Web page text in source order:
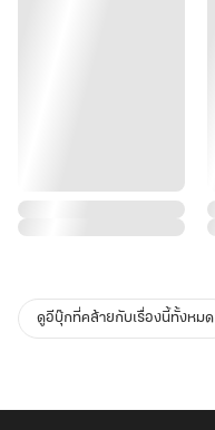
ดูอีบุ๊กที่คล้ายกับเรื่องนี้ทั้งหมด